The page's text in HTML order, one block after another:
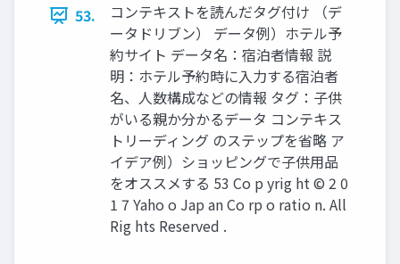
53.
コンテキストを読んだタグ付け （デ
ータドリブン） データ例）ホテル予
約サイト データ名：宿泊者情報 説
明：ホテル予約時に入力する宿泊者
名、人数構成などの情報 タグ：子供
がいる親か分かるデータ コンテキス
トリーディング のステップを省略 ア
イデア例）ショッピングで子供用品
をオススメする 53 Co p yrig ht © 2 0
1 7 Yaho o Jap an Co rp o ratio n. All
Rig hts Reserved .